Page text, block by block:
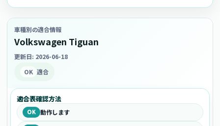
車種別の適合情報
Volkswagen Tiguan
更新日: 2026-06-18
OK 適合
適合表確認方法
OK 動作します